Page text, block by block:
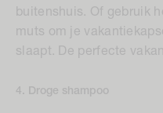
buitenshuis. Of gebruik
muts om je
slaapt. De perfecte
4. Droge shampoo